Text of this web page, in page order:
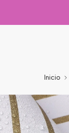
Inicio